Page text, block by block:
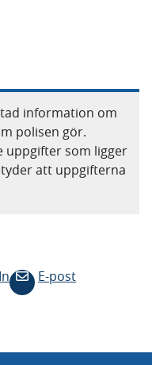
information om
polisen gör.
uppgifter som ligger
att uppgifterna
E-post